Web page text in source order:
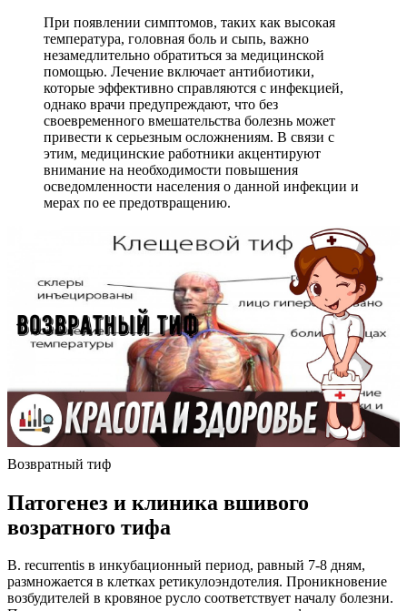
При появлении симптомов, таких как высокая
температура, головная боль и сыпь, важно
незамедлительно обратиться за медицинской
помощью. Лечение включает антибиотики,
которые эффективно справляются с инфекцией,
однако врачи предупреждают, что без
своевременного вмешательства болезнь может
привести к серьезным осложнениям. В связи с
этим, медицинские работники акцентируют
внимание на необходимости повышения
осведомленности населения о данной инфекции и
мерах по ее предотвращению.
Возвратный тиф
Патогенез и клиника вшивого
возратного тифа
В. recurrentis в инкубационный период, равный 7-8 дням,
размножается в клетках ретикулоэндотелия. Проникновение
возбудителей в кровяное русло соответствует началу болезни.